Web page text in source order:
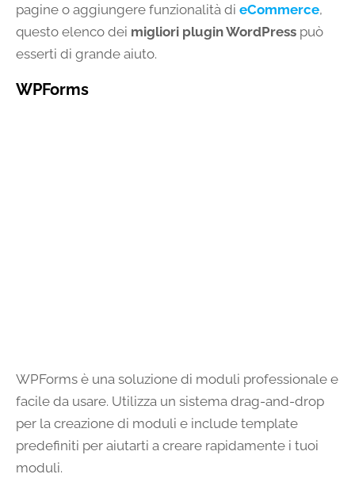
pagine o aggiungere funzionalità di eCommerce,
questo elenco dei migliori plugin WordPress può
esserti di grande aiuto.
WPForms
WPForms è una soluzione di moduli professionale e
facile da usare. Utilizza un sistema drag-and-drop
per la creazione di moduli e include template
predefiniti per aiutarti a creare rapidamente i tuoi
moduli.